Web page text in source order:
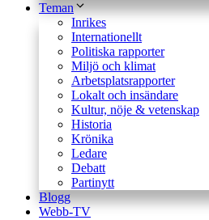
Teman
Inrikes
Internationellt
Politiska rapporter
Miljö och klimat
Arbetsplatsrapporter
Lokalt och insändare
Kultur, nöje & vetenskap
Historia
Krönika
Ledare
Debatt
Partinytt
Blogg
Webb-TV